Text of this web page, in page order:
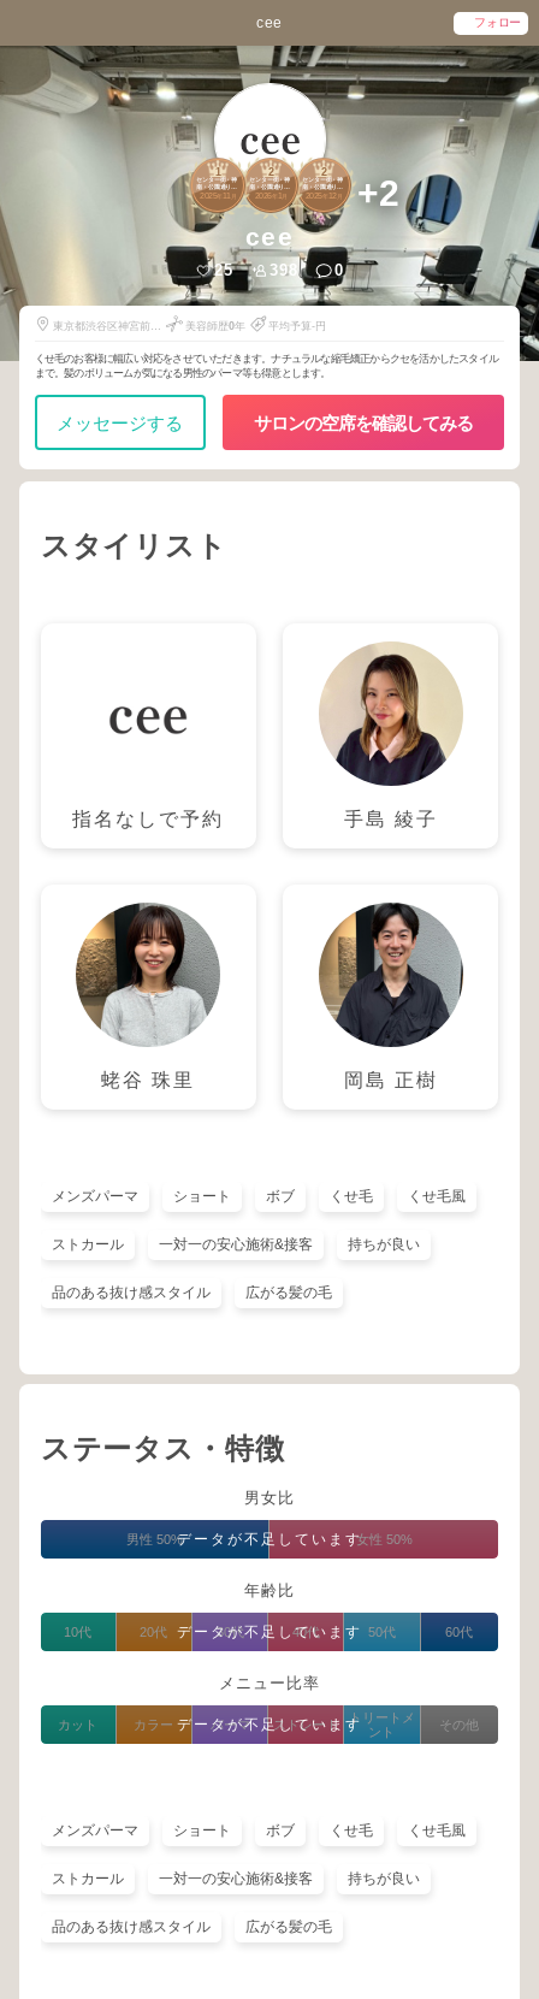
cee フォロー
1
センター街・神
南・公園通り・
道玄坂・神泉
2025年 11 月
2
センター街・神
南・公園通り・
道玄坂・神泉
2026年 1 月
2
センター街・神
南・公園通り・
道玄坂・神泉
2025年 12月 +2
cee
25 398 0
東京都渋谷区神宮前５
美容師歴0年 平均予算-円
くせ毛のお客様に幅広い対応をさせていただきます。ナチュラルな縮毛矯正からクセを活かしたスタイル
まで。髪のボリュームが気になる男性のパーマ等も得意とします。
メッセージする サロンの空席を確認してみる
スタイリスト
指名なしで予約 手島 綾子
蛯谷 珠里 岡島 正樹
メンズパーマ ショート ボブ くせ毛 くせ毛風
ストカール 一対一の安心施術&接客 持ちが良い
品のある抜け感スタイル 広がる髪の毛
ステータス・特徴
男女比
データが不足しています
男性 50% 女性 50%
年齢比
データが不足しています
10代 20代 30代 40代 50代 60代
メニュー比率
データが不足しています
カット カラー パーマ ストレート
トリートメ
ント
その他
メンズパーマ ショート ボブ くせ毛 くせ毛風
ストカール 一対一の安心施術&接客 持ちが良い
品のある抜け感スタイル 広がる髪の毛